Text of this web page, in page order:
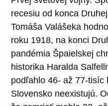
recesiu od konca
Tomáša Valášeka
roku 1918, na konci
pandémia Špaielskej
historika Haralda
podľahlo 46- až 77-tisíc
Slovensko neexistujú.